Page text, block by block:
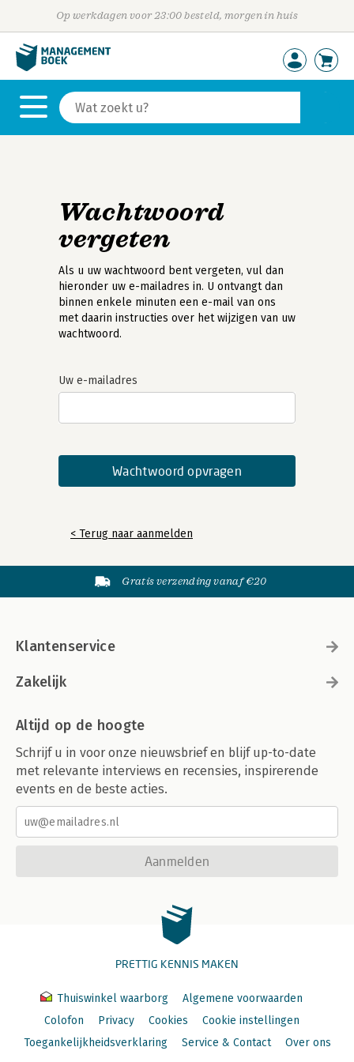
Op werkdagen voor 23:00 besteld, morgen in huis
Wachtwoord
vergeten
Als u uw wachtwoord bent vergeten, vul dan
hieronder uw e-mailadres in. U ontvangt dan
binnen enkele minuten een e-mail van ons
met daarin instructies over het wijzigen van uw
wachtwoord.
Uw e-mailadres
< Terug naar aanmelden
Gratis verzending vanaf €20
Klantenservice
Zakelijk
Altijd op de hoogte
Schrijf u in voor onze nieuwsbrief en blijf up-to-date
met relevante interviews en recensies, inspirerende
events en de beste acties.
Aanmelden
PRETTIG KENNIS MAKEN
Thuiswinkel waarborg
Algemene voorwaarden
Colofon
Privacy Cookies
Cookie instellingen
Toegankelijkheidsverklaring
Service & Contact Over ons